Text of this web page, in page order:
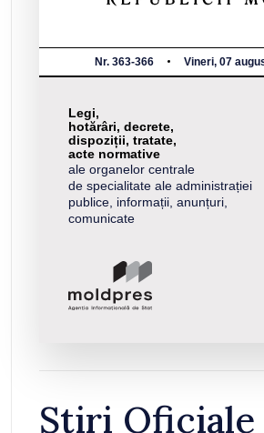
Nr. 363-366 Vineri, 07
Legi,
hotărâri, decrete,
dispoziții, tratate,
acte normative
ale organelor centrale
de specialitate ale administrației
publice, informații, anunțuri,
comunicate
Știri Oficiale